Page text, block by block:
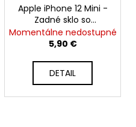
Apple iPhone 12 Mini -
Zadné sklo so
zväčšeným otvorom
na kameru +
(Zelený / Green)
Momentálne nedostupné
5,90 €
DETAIL